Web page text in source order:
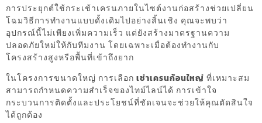
การประยุกต์ใช้กระเช้าเครนภายในไซต์งานก่อสร้างช่วยเปลี่ยน
โฉมวิธีการทำงานแบบดั้งเดิมไปอย่างสิ้นเชิง คุณจะพบว่า
อุปกรณ์นี้ไม่เพียงเพิ่มความเร็ว แต่ยังสร้างมาตรฐานความ
ปลอดภัยใหม่ให้กับทีมงาน โดยเฉพาะเมื่อต้องทำงานกับ
โครงสร้างสูงหรือพื้นที่เข้าถึงยาก
ในโครงการขนาดใหญ่ การเลือก เช่าเครนก้อนใหญ่ ที่เหมาะสม
สามารถกำหนดความสำเร็จของไทม์ไลน์ได้ การเข้าใจ
กระบวนการติดตั้งและประโยชน์ที่ชัดเจนจะช่วยให้คุณตัดสินใจ
ได้ถูกต้อง